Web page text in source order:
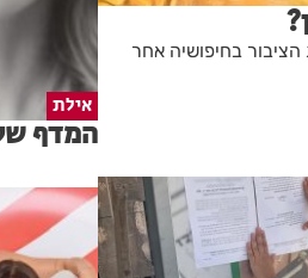
בחיפושיה אחר
אילת
המדף